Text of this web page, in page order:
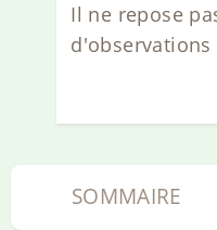
Il ne repose
d'observations
SOMMAIRE